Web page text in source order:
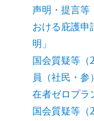
声明・提言等
おける庇護申
明」
国会質疑等（
員（社民・
在者ゼロプラ
国会質疑等（